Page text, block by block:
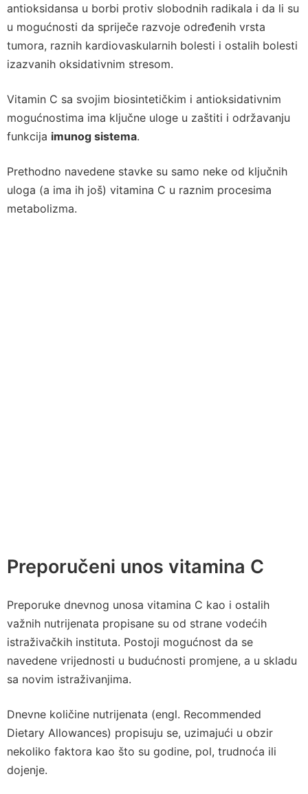
antioksidansa u borbi protiv slobodnih radikala i da li su
u mogućnosti da spriječe razvoje određenih vrsta
tumora, raznih kardiovaskularnih bolesti i ostalih bolesti
izazvanih oksidativnim stresom.
Vitamin C sa svojim biosintetičkim i antioksidativnim
mogućnostima ima ključne uloge u zaštiti i održavanju
funkcija imunog sistema.
Prethodno navedene stavke su samo neke od ključnih
uloga (a ima ih još) vitamina C u raznim procesima
metabolizma.
Preporučeni unos vitamina C
Preporuke dnevnog unosa vitamina C kao i ostalih
važnih nutrijenata propisane su od strane vodećih
istraživačkih instituta. Postoji mogućnost da se
navedene vrijednosti u budućnosti promjene, a u skladu
sa novim istraživanjima.
Dnevne količine nutrijenata (engl. Recommended
Dietary Allowances) propisuju se, uzimajući u obzir
nekoliko faktora kao što su godine, pol, trudnoća ili
dojenje.